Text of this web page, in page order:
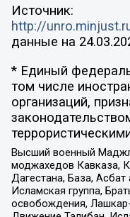
Источник:
http://
данные на
* Единый
том числе
организаций,
Высший военный
моджахедов Кавказа,
Дагестана, База,
Исламская группа,
освобождения,